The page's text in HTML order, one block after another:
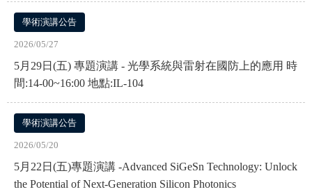
學術演講公告
2026/05/27
5月29日(五) 專題演講 - 光學系統與雷射在國防上的應用 時
間:14-00~16:00 地點:IL-104
學術演講公告
2026/05/20
5月22日(五)專題演講 -Advanced SiGeSn Technology: Unlock
the Potential of Next-Generation Silicon Photonics